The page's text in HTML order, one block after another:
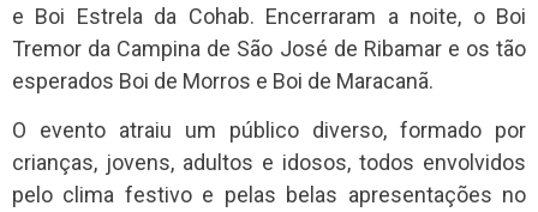
e Boi Estrela da Cohab. Encerraram a noite, o Boi
Tremor da Campina de São José de Ribamar e os tão
esperados Boi de Morros e Boi de Maracanã.
O evento atraiu um público diverso, formado por
crianças, jovens, adultos e idosos, todos envolvidos
pelo clima festivo e pelas belas apresentações no